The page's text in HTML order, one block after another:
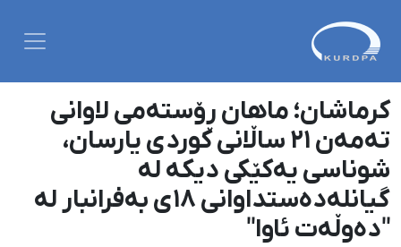
کرماشان؛ ماهان ڕۆستەمی لاوانی
تەمەن ٢١ ساڵانی کوردی یارسان،
شوناسی یەکێکی دیکە لە
گیانلەدەستداوانی ١٨ی بەفرانبار لە
"دەوڵەت ئاوا"